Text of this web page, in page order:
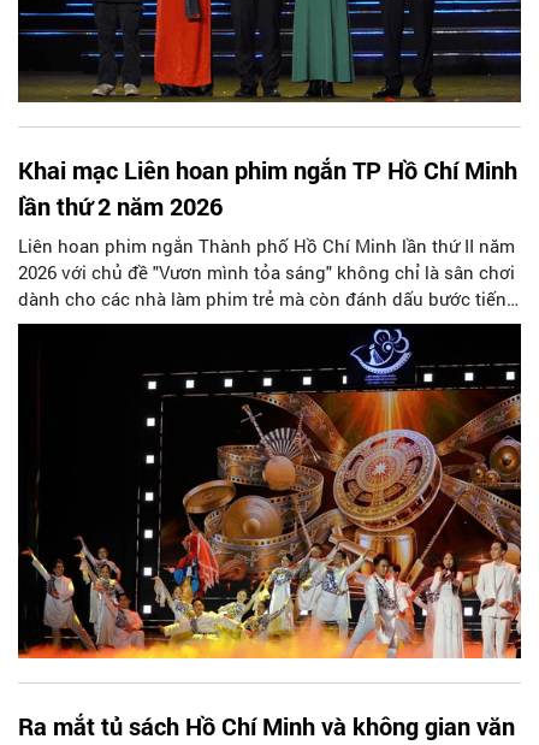
Khai mạc Liên hoan phim ngắn TP Hồ Chí Minh
lần thứ 2 năm 2026
Liên hoan phim ngắn Thành phố Hồ Chí Minh lần thứ II năm
2026 với chủ đề "Vươn mình tỏa sáng" không chỉ là sân chơi
dành cho các nhà làm phim trẻ mà còn đánh dấu bước tiến
quan trọng trong chiến lược phát triển công nghiệp điện
ảnh, hiện thực hóa các cam kết của Thành phố sau khi gia
nhập Mạng lưới các Thành phố sáng tạo của UNESCO trong
lĩnh vực điện ảnh.
Ra mắt tủ sách Hồ Chí Minh và không gian văn